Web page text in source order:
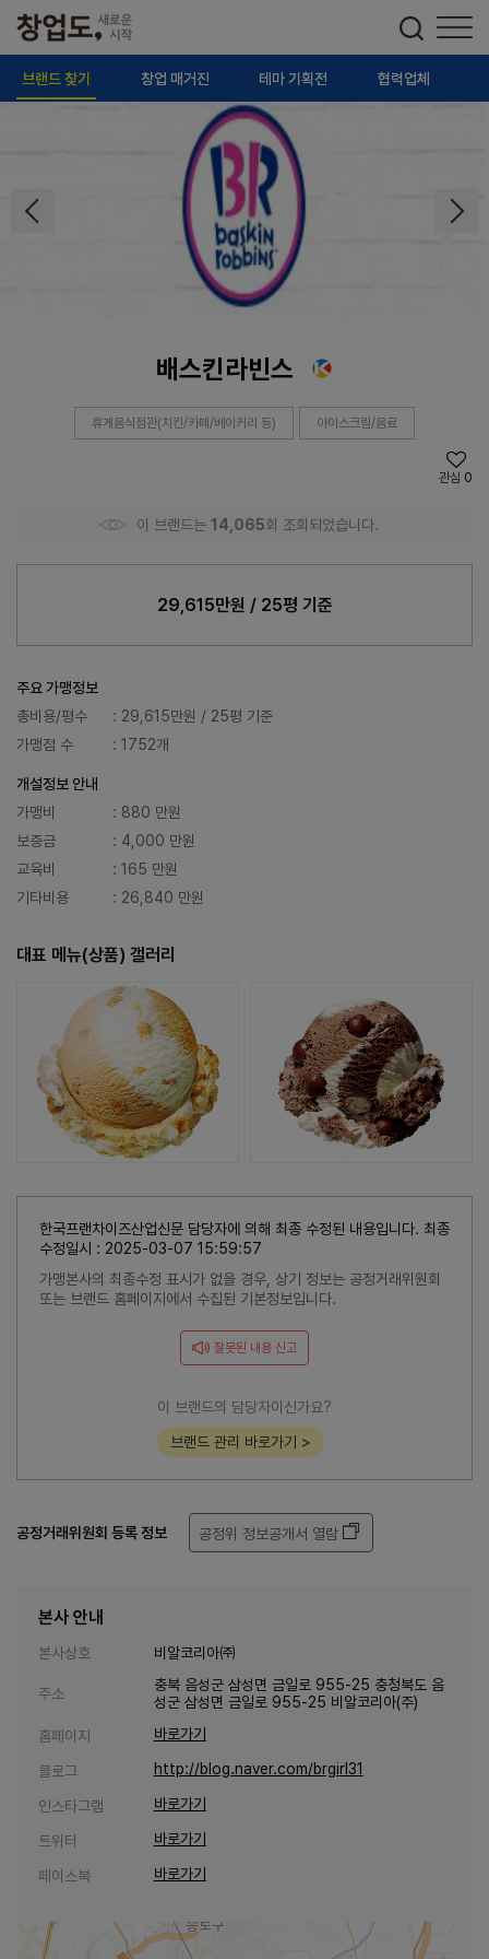
브랜드 찾기 창업 매거진 테마 기획전 협력업체
배스킨라빈스
휴게음식점관(치킨/카페/베이커리 등) 아이스크림/음료
관심 0
이 브랜드는 14,065회 조회되었습니다.
29,615만원 / 25평 기준
주요 가맹정보
총비용/평수
: 29,615만원 / 25평 기준
가맹점 수
: 1752개
개설정보 안내
가맹비
: 880 만원
보증금
: 4,000 만원
교육비
: 165 만원
기타비용
: 26,840 만원
대표 메뉴(상품) 갤러리
한국프랜차이즈산업신문 담당자에 의해 최종 수정된 내용입니다. 최종
수정일시 : 2025-03-07 15:59:57
가맹본사의 최종수정 표시가 없을 경우, 상기 정보는 공정거래위원회
또는 브랜드 홈페이지에서 수집된 기본정보입니다.
잘못된 내용 신고
이 브랜드의 담당자이신가요?
브랜드 관리 바로가기 >
공정거래위원회 등록 정보 공정위 정보공개서 열람
본사 안내
본사상호 비알코리아㈜
주소
충북 음성군 삼성면 금일로 955-25 충청북도 음
성군 삼성면 금일로 955-25 비알코리아(주)
홈페이지
바로가기
블로그 http://blog.naver.com/brgirl31
인스타그램 바로가기
트위터 바로가기
페이스북 바로가기